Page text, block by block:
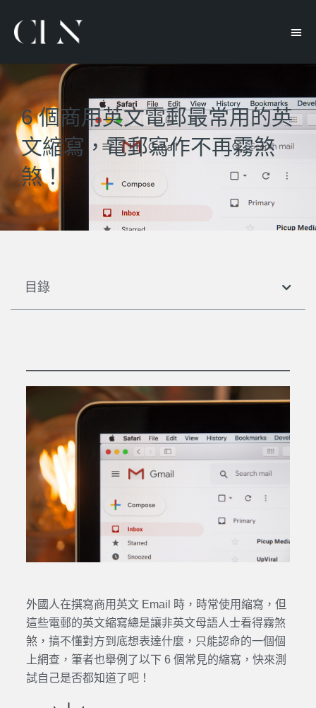
6 個商用英文電郵最常用的英
文縮寫，電郵寫作不再霧煞
煞！
目錄
外國人在撰寫商用英文 Email 時，時常使用縮寫，但
這些電郵的英文縮寫總是讓非英文母語人士看得霧煞
煞，搞不懂對方到底想表達什麼，只能認命的一個個
上網查，筆者也舉例了以下 6 個常見的縮寫，快來測
試自己是否都知道了吧！